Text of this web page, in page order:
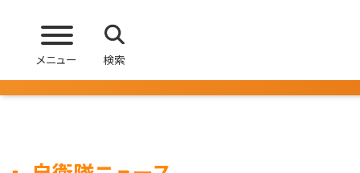
メニュー 検索